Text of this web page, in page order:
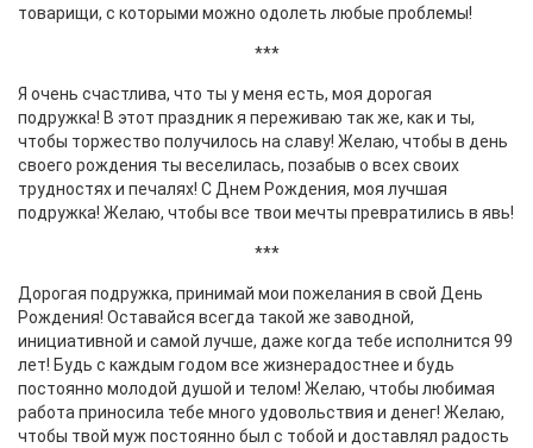
товарищи, с которыми можно одолеть любые проблемы!
***
Я очень счастлива, что ты у меня есть, моя дорогая
подружка! В этот праздник я переживаю так же, как и ты,
чтобы торжество получилось на славу! Желаю, чтобы в день
своего рождения ты веселилась, позабыв о всех своих
трудностях и печалях! С Днем Рождения, моя лучшая
подружка! Желаю, чтобы все твои мечты превратились в явь!
***
Дорогая подружка, принимай мои пожелания в свой День
Рождения! Оставайся всегда такой же заводной,
инициативной и самой лучше, даже когда тебе исполнится 99
лет! Будь с каждым годом все жизнерадостнее и будь
постоянно молодой душой и телом! Желаю, чтобы любимая
работа приносила тебе много удовольствия и денег! Желаю,
чтобы твой муж постоянно был с тобой и доставлял радость